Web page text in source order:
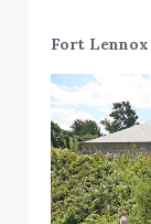
Fort Lennox